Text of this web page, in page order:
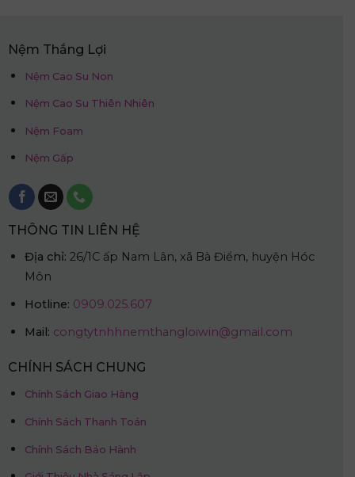
Nệm Thắng Lợi
Nệm Cao Su Non
Nệm Cao Su Thiên Nhiên
Nệm Foam
Nệm Gấp
THÔNG TIN LIÊN HỆ
Địa chỉ: 26/1C ấp Nam Lân, xã Bà Điểm, huyện Hóc
Môn
Hotline: 0909.025.607
Mail: congtytnhhnemthangloiwin@gmail.com
CHÍNH SÁCH CHUNG
Chính Sách Giao Hàng
Chính Sách Thanh Toán
Chính Sách Bảo Hành